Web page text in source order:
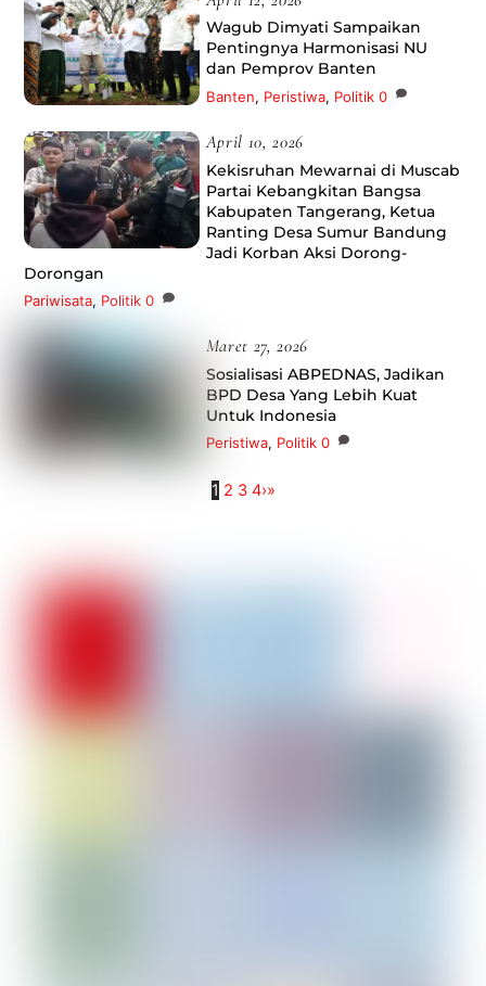
Wagub Dimyati Sampaikan
Pentingnya Harmonisasi NU
dan Pemprov Banten
Banten, Peristiwa, Politik 0
April 10, 2026
Kekisruhan Mewarnai di Muscab
Partai Kebangkitan Bangsa
Kabupaten Tangerang, Ketua
Ranting Desa Sumur Bandung
Jadi Korban Aksi Dorong-
Dorongan
Pariwisata, Politik 0
Maret 27, 2026
Sosialisasi ABPEDNAS, Jadikan
BPD Desa Yang Lebih Kuat
Untuk Indonesia
Peristiwa, Politik 0
1 2 3 4›»